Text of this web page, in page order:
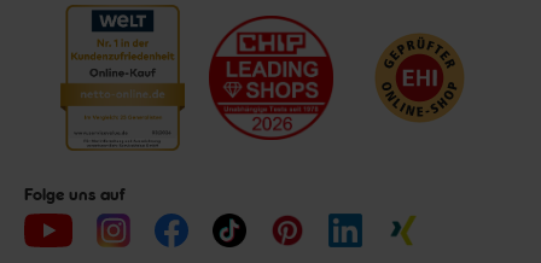
Folge uns auf